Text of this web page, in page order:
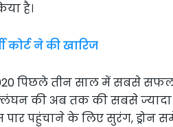
है।
कोर्ट ने की खारिज
पिछले तीन साल में सबसे सफल
की अब तक की सबसे
पार पहुंचाने के लिए सुरंग,